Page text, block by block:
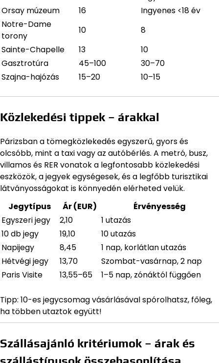
Orsay múzeum
16
Ingyenes <18 év
Notre-Dame
torony
10
8
Sainte-Chapelle
13
10
Gasztrotúra
45–100
30–70
Szajna-hajózás
15–20 10–15
Közlekedési tippek – árakkal
Párizsban a tömegközlekedés egyszerű, gyors és
olcsóbb, mint a taxi vagy az autóbérlés. A metró, busz,
villamos és RER vonatok a legfontosabb közlekedési
eszközök, a jegyek egységesek, és a legfőbb turisztikai
látványosságokat is könnyedén elérheted velük.
Jegytípus
Ár (EUR)
Érvényesség
Egyszeri jegy
2,10
1 utazás
10 db jegy
19,10
10 utazás
Napijegy
8,45
1 nap, korlátlan utazás
Hétvégi jegy
13,70
Szombat-vasárnap, 2 nap
Paris Visite
13,55–65 1–5 nap, zónáktól függően
Tipp: 10-es jegycsomag vásárlásával spórolhatsz, főleg,
ha többen utaztok együtt!
Szállásajánló kritériumok – árak és